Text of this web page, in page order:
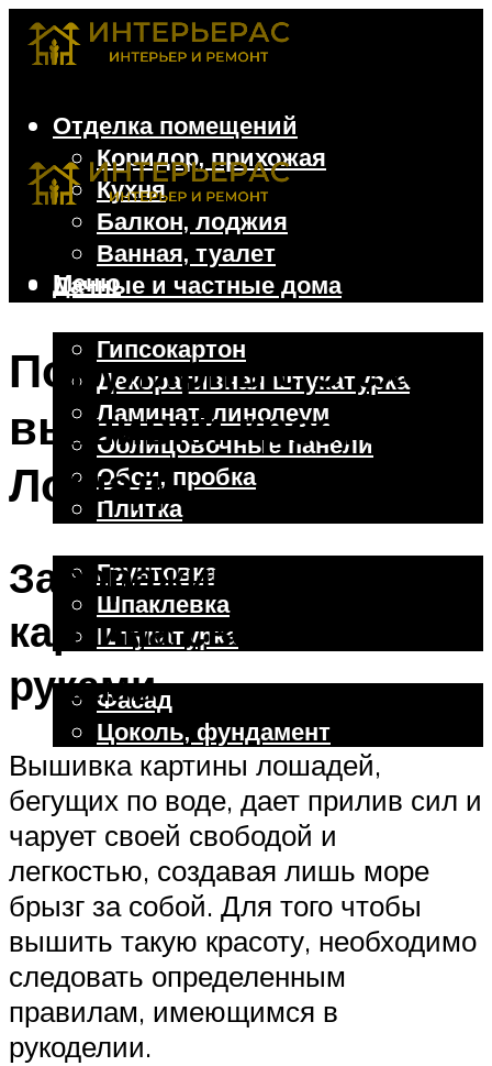
Отделка помещений
Коридор, прихожая
Кухня
Балкон, лоджия
Ванная, туалет
Дачные и частные дома
Гипсокартон
Декоративная штукатурка
Ламинат, линолеум
Облицовочные панели
Обои, пробка
Плитка
Грунтовка
Шпаклевка
Штукатурка
Фасад
Цоколь, фундамент
Меню
Меню
Популярные 5 схем
вышивки крестом –
Лошадь
Завораживающая
картина своими
руками
Вышивка картины лошадей,
бегущих по воде, дает прилив сил и
чарует своей свободой и
легкостью, создавая лишь море
брызг за собой. Для того чтобы
вышить такую красоту, необходимо
следовать определенным
правилам, имеющимся в
рукоделии.